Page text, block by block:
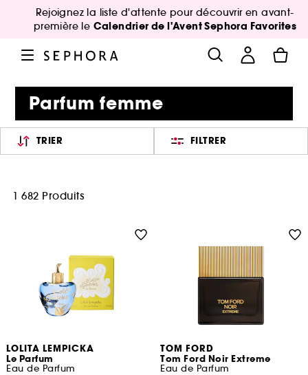
Rejoignez la liste d'attente pour découvrir en avant-
première le Calendrier de l'Avent Sephora Favorites
Parfum femme
TRIER FILTRER
1 682 Produits
LOLITA LEMPICKA
Le Parfum
Eau de Parfum
TOM FORD
Tom Ford Noir Extreme
Eau de Parfum